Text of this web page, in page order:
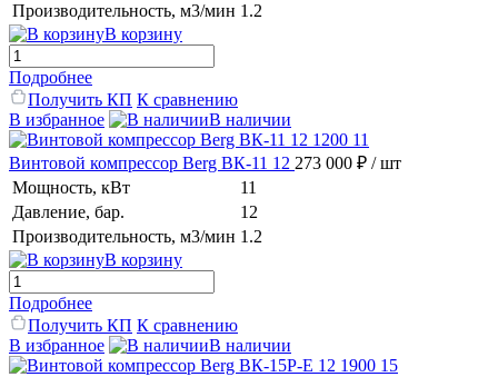
Производительность, м3/мин 1.2
В корзину
Подробнее
Получить КП К сравнению
В избранное
В наличии
Винтовой компрессор Berg ВК-11 12 273 000 ₽ / шт
Мощность, кВт
11
Давление, бар.
12
Производительность, м3/мин 1.2
В корзину
Подробнее
Получить КП К сравнению
В избранное
В наличии